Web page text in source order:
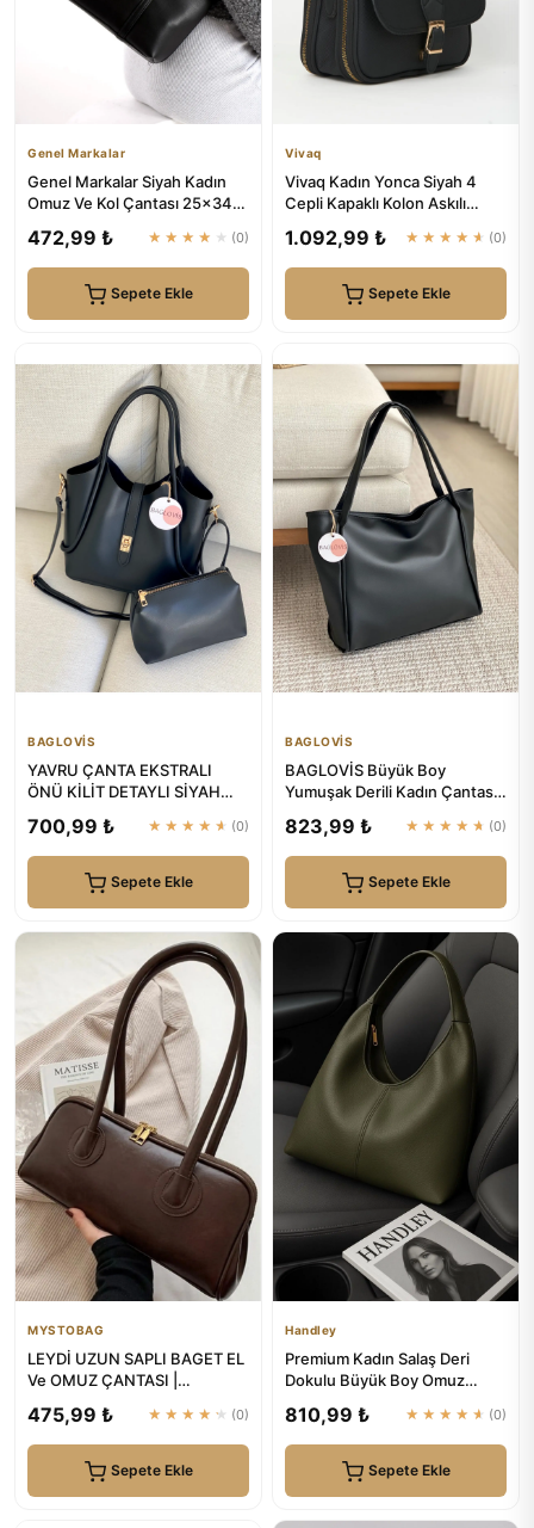
Genel Markalar
Genel Markalar Siyah Kadın
Omuz Ve Kol Çantası 25x34
472,99 ₺ ★★★★★ (0)
Sepete Ekle
Vivaq
Vivaq Kadın Yonca Siyah 4
Cepli Kapaklı Kolon Askılı
1.092,99 ₺ ★★★★★ (0)
Sepete Ekle
BAGLOVİS
YAVRU ÇANTA EKSTRALI
ÖNÜ KİLİT DETAYLI SİYAH
BAGLOVİS
700,99 ₺ ★★★★★ (0)
Sepete Ekle
BAGLOVİS
BAGLOVİS Büyük Boy
Yumuşak Derili Kadın Çantası
823,99 ₺ ★★★★★ (0)
Sepete Ekle
MYSTOBAG
LEYDİ UZUN SAPLI BAGET EL
Ve OMUZ ÇANTASI |
475,99 ₺ ★★★★★ (0)
Sepete Ekle
Handley
Premium Kadın Salaş Deri
Dokulu Büyük Boy Omuz
810,99 ₺ ★★★★★ (0)
Sepete Ekle